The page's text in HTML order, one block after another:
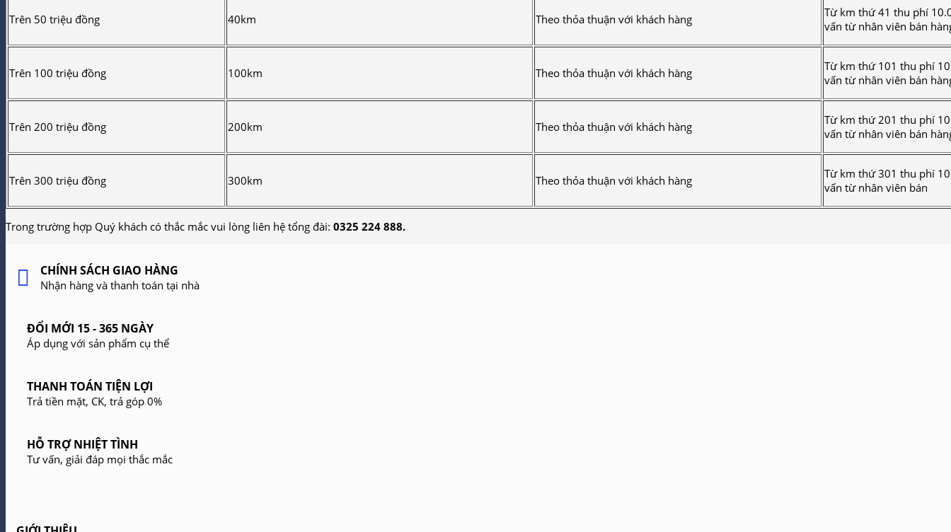
Trên 50 triệu đồng 40km Theo thỏa thuận với khách hàng
Từ km thứ 41 thu phí
vấn từ nhân viên bán
Trên 100 triệu đồng 100km Theo thỏa thuận với khách hàng
Từ km thứ 101 thu phí
vấn từ nhân viên bán
Trên 200 triệu đồng 200km Theo thỏa thuận với khách hàng
Từ km thứ 201 thu phí
vấn từ nhân viên bán
Trên 300 triệu đồng 300km Theo thỏa thuận với khách hàng
Từ km thứ 301 thu phí
vấn từ nhân viên bán
Trong trường hợp Quý khách có thắc mắc vui lòng liên hệ tổng đài: 0325 224 888.
CHÍNH SÁCH GIAO HÀNG
Nhận hàng và thanh toán tại nhà
ĐỔI MỚI 15 - 365 NGÀY
Áp dụng với sản phẩm cụ thể
THANH TOÁN TIỆN LỢI
Trả tiền mặt, CK, trả góp 0%
HỖ TRỢ NHIỆT TÌNH
Tư vấn, giải đáp mọi thắc mắc